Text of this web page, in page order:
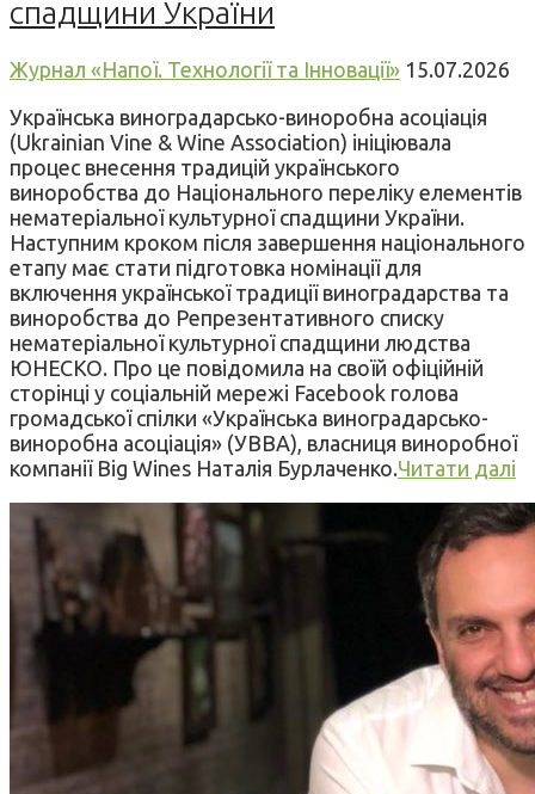
спадщини України
Журнал «Напої. Технології та Інновації» 15.07.2026
Українська виноградарсько-виноробна асоціація
(Ukrainian Vine & Wine Association) ініціювала
процес внесення традицій українського
виноробства до Національного переліку елементів
нематеріальної культурної спадщини України.
Наступним кроком після завершення національного
етапу має стати підготовка номінації для
включення української традиції виноградарства та
виноробства до Репрезентативного списку
нематеріальної культурної спадщини людства
ЮНЕСКО. Про це повідомила на своїй офіційній
сторінці у соціальній мережі Facebook голова
громадської спілки «Українська виноградарсько-
виноробна асоціація» (УВВА), власниця виноробної
компанії Big Wines Наталія Бурлаченко.Читати далі